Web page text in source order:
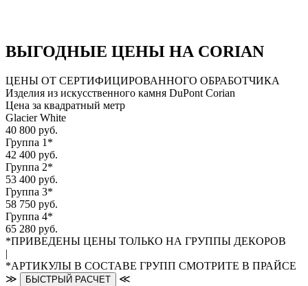
ВЫГОДНЫЕ ЦЕНЫ НА CORIAN
ЦЕНЫ ОТ СЕРТИФИЦИРОВАННОГО ОБРАБОТЧИКА
Изделия из искусственного камня DuPont Corian
Цена за квадратный метр
Glacier White
40 800 руб.
Группа 1*
42 400 руб.
Группа 2*
53 400 руб.
Группа 3*
58 750 руб.
Группа 4*
65 280 руб.
*ПРИВЕДЕНЫ ЦЕНЫ ТОЛЬКО НА ГРУППЫ ДЕКОРОВ
|
*АРТИКУЛЫ В СОСТАВЕ ГРУПП СМОТРИТЕ В ПРАЙСЕ
≫
БЫСТРЫЙ РАСЧЕТ ≪